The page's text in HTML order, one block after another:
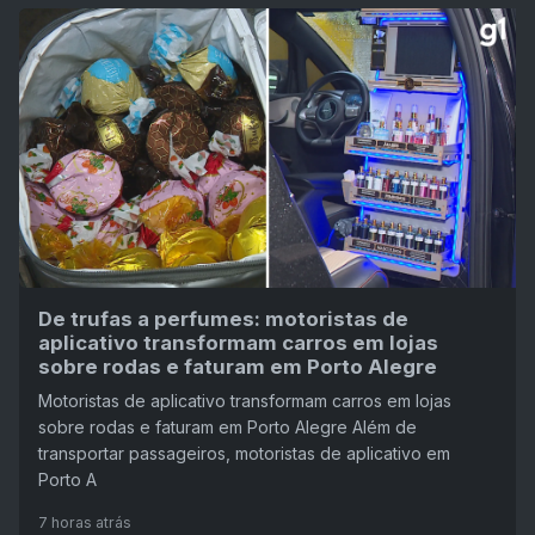
De trufas a perfumes: motoristas de
aplicativo transformam carros em lojas
sobre rodas e faturam em Porto Alegre
Motoristas de aplicativo transformam carros em lojas
sobre rodas e faturam em Porto Alegre Além de
transportar passageiros, motoristas de aplicativo em
Porto A
7 horas atrás